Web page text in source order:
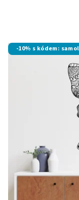
-10% s kódem: